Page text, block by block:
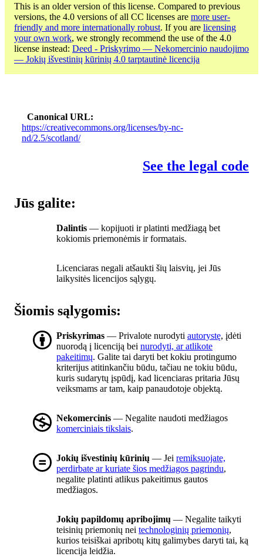
This is an older version of this license. Compared to previous
versions, the 4.0 versions of all CC licenses are more user-
friendly and more internationally robust. If you are licensing
your own work, we strongly recommend the use of the 4.0
license instead: Deed - Priskyrimo — Nekomercinio naudojimo
— Jokių išvestinių kūrinių 4.0 tarptautinė licencija
Canonical URL
https://creativecommons.org/licenses/by-nc-
nd/2.5/scotland/
See the legal code
Jūs galite:
Dalintis — kopijuoti ir platinti medžiagą bet
kokiomis priemonėmis ir formatais.
Licenciaras negali atšaukti šių laisvių, jei Jūs
laikysitės licencijos sąlygų.
Šiomis sąlygomis:
Priskyrimas — Privalote nurodyti autorystę, įdėti
nuorodą į licenciją bei nurodyti, ar atlikote
pakeitimų. Galite tai daryti bet kokiu protingumo
kriterijus atitinkančiu būdu, tačiau ne tokiu būdu,
kuris sudarytų įspūdį, kad licenciaras pritaria Jūsų
veiksmams ar tam, kaip panaudotoje objektą.
Nekomercinis — Negalite naudoti medžiagos
komerciniais tikslais.
Jokių išvestinių kūrinių — Jei remiksuojate,
perdirbate ar kuriate šios medžiagos pagrindu,
negalite platinti atlikus pakeitimus gautos
medžiagos.
Jokių papildomų apribojimų — Negalite taikyti
teisinių priemonių nei technologinių priemonių,
kurios teisiškai apribotų kitų galimybes daryti tai, ką
licencija leidžia.